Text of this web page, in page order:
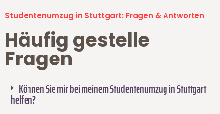
Studentenumzug in Stuttgart: Fragen & Antworten
Häufig gestelle
Fragen
Können Sie mir bei meinem Studentenumzug in Stuttgart
helfen?